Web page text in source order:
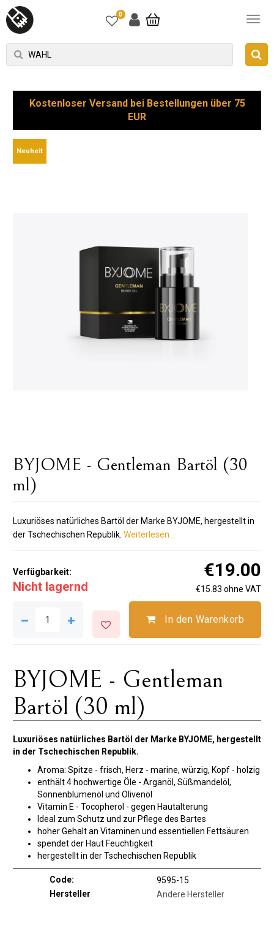
0
Kostenloser Versand bei Bestellungen über 75
EUR
Neuheit
BYJOME - Gentleman Bartöl (30
ml)
Luxuriöses natürliches Bartöl der Marke BYJOME, hergestellt in
der Tschechischen Republik. Weiterlesen ..
Verfügbarkeit:
Nicht lagernd
€19.00
€15.83 ohne VAT
In den Warenkorb
BYJOME - Gentleman
Bartöl (30 ml)
Luxuriöses natürliches Bartöl der Marke BYJOME, hergestellt
in der Tschechischen Republik.
Aroma: Spitze - frisch, Herz - marine, würzig, Kopf - holzig
enthält 4 hochwertige Öle - Arganöl, Süßmandelöl,
Sonnenblumenöl und Olivenöl
Vitamin E - Tocopherol - gegen Hautalterung
Ideal zum Schutz und zur Pflege des Bartes
hoher Gehalt an Vitaminen und essentiellen Fettsäuren
spendet der Haut Feuchtigkeit
hergestellt in der Tschechischen Republik
Code:
9595-15
Hersteller
Andere Hersteller